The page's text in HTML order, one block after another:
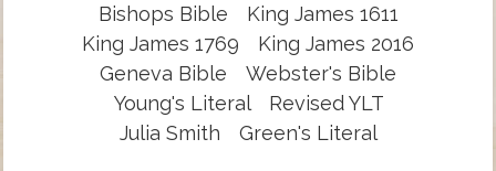
Bishops Bible
King James 1611
King James 1769
King James 2016
Geneva Bible
Webster's Bible
Young's Literal
Revised YLT
Julia Smith
Green's Literal